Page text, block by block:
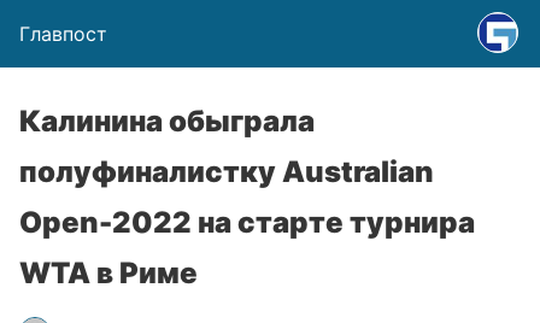
Главпост
Калинина обыграла
полуфиналистку Australian
Open-2022 на старте турнира
WTA в Риме